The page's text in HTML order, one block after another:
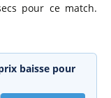
pour ce match.
baisse pour